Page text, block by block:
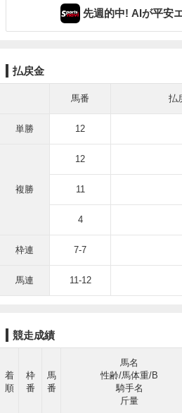
先週的中! AIが平安
払戻金
馬番 払
単勝 12
複勝
12
11
4
枠連 7-7
馬連 11-12
競走成績
着
順
枠
番
馬
番
馬名
性齢/馬体重/B
騎手名
斤量